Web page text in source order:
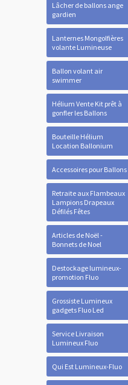
Lâcher de ballons ange
gardien
Lanternes Mongolfières
volante Lumineuse
Ballon volant air
swimmer
Hélium Vente Kit prêt à
gonfler les Ballons
Bouteille Hélium
Location Ballonium
Accessoires pour Ballons
Retraite aux Flambeaux
Lampions Drapeaux
Défilés Fêtes
Articles de Noël -
Bonnets de Noel
Destockage lumineux-
promotion Fluo
Grossiste Lumineux
gadgets Fluo Led
Service Livraison
Lumineux Fluo
Qui Est Lumineux-Fluo